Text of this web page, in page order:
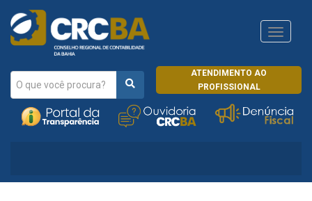
ATENDIMENTO AO
PROFISSIONAL
CRCRJ